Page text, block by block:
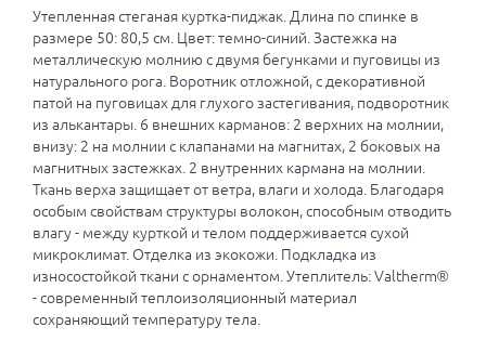
Утепленная стеганая куртка-пиджак. Длина по спинке в
размере 50: 80,5 см. Цвет: темно-синий. Застежка на
металлическую молнию с двумя бегунками и пуговицы из
натурального рога. Воротник отложной, с декоративной
патой на пуговицах для глухого застегивания, подворотник
из алькантары. 6 внешних карманов: 2 верхних на молнии,
внизу: 2 на молнии с клапанами на магнитах, 2 боковых на
магнитных застежках. 2 внутренних кармана на молнии.
Ткань верха защищает от ветра, влаги и холода. Благодаря
особым свойствам структуры волокон, способным отводить
влагу - между курткой и телом поддерживается сухой
микроклимат. Отделка из экокожи. Подкладка из
износостойкой ткани с орнаментом. Утеплитель: Valtherm®
- современный теплоизоляционный материал
сохраняющий температуру тела.